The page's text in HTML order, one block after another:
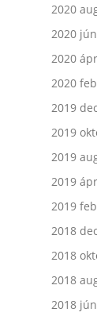
2020
2020
2020
2020
2019
2019
2019
2019
2019
2018
2018
2018
2018